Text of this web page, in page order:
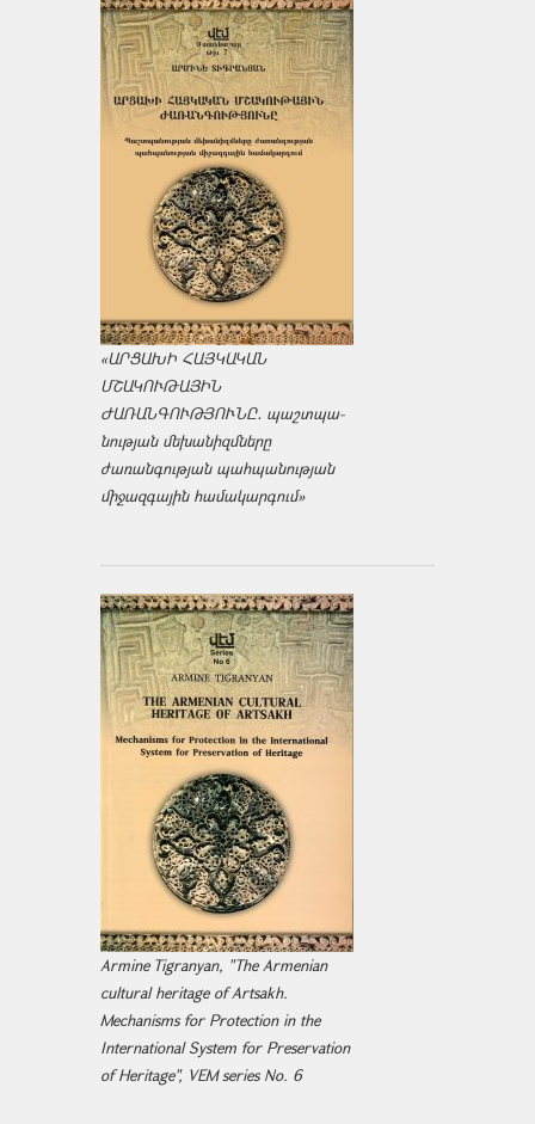
«ԱՐՑԱԽԻ ՀԱՅԿԱԿԱՆ
ՄՇԱԿՈՒԹԱՅԻՆ
ԺԱՌԱՆԳՈՒԹՅՈՒՆԸ․ պաշտպա­
նության մեխանիզմները
ժառանգության պահպանության
միջազ­գային համակարգում»
Armine Tigranyan, "The Armenian
cultural heritage of Artsakh.
Mechanisms for Protection in the
International System for Preservation
of Heritage", VEM series No. 6